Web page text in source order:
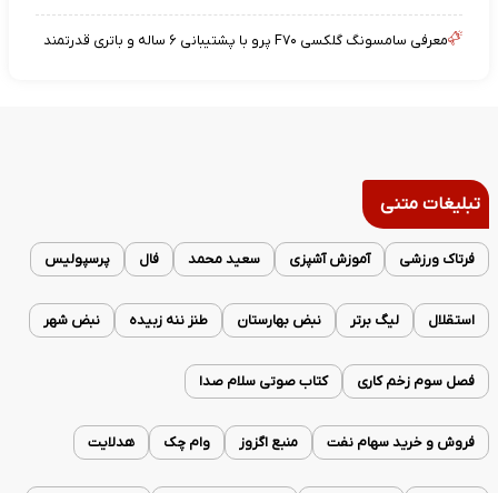
معرفی سامسونگ گلکسی F۷۰ پرو با پشتیبانی ۶ ساله و باتری قدرتمند
تبلیغات متنی
فرتاک ورزشی آموزش آشپزی سعید محمد فال پرسپولیس
استقلال لیگ برتر نبض بهارستان طنز ننه زبیده نبض شهر
فصل سوم زخم کاری کتاب صوتی سلام صدا
فروش و خرید سهام نفت منبع اگزوز وام چک هدلایت